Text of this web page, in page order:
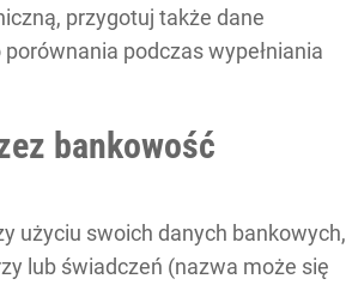
przygotuj także dane
podczas wypełniania
bankowość
użyciu swoich danych bankowych,
lub świadczeń (nazwa może się